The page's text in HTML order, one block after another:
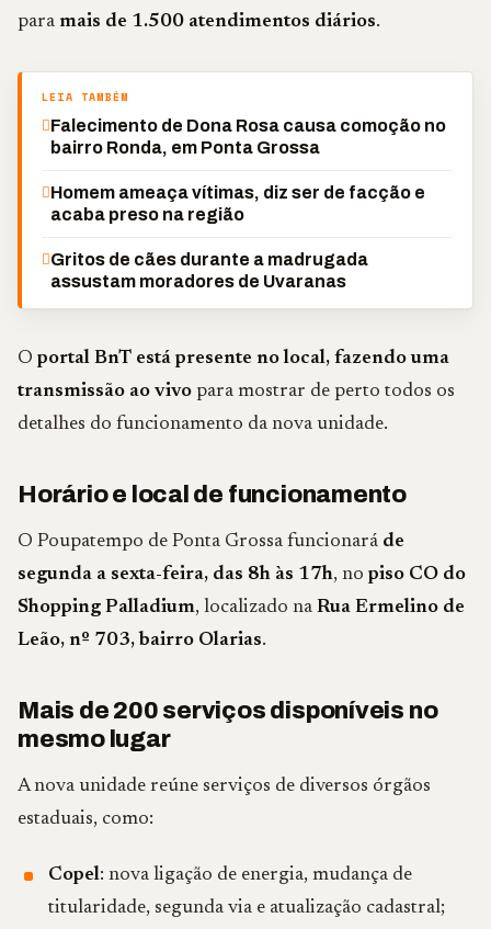
para mais de 1.500 atendimentos diários.
LEIA TAMBÉM
Falecimento de Dona Rosa causa comoção no
bairro Ronda, em Ponta Grossa
Homem ameaça vítimas, diz ser de facção e
acaba preso na região
Gritos de cães durante a madrugada
assustam moradores de Uvaranas
O portal BnT está presente no local, fazendo uma
transmissão ao vivo para mostrar de perto todos os
detalhes do funcionamento da nova unidade.
Horário e local de funcionamento
O Poupatempo de Ponta Grossa funcionará de
segunda a sexta-feira, das 8h às 17h, no piso CO do
Shopping Palladium, localizado na Rua Ermelino de
Leão, nº 703, bairro Olarias.
Mais de 200 serviços disponíveis no
mesmo lugar
A nova unidade reúne serviços de diversos órgãos
estaduais, como:
Copel: nova ligação de energia, mudança de
titularidade, segunda via e atualização cadastral;